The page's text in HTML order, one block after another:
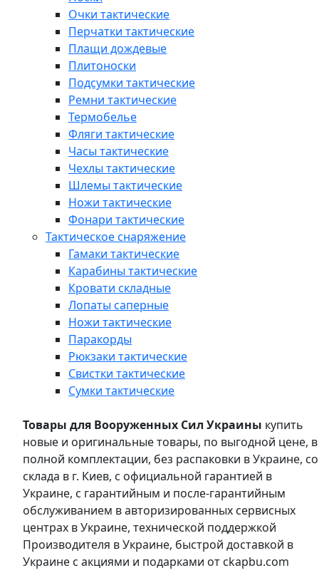
Очки тактические
Перчатки тактические
Плащи дождевые
Плитоноски
Подсумки тактические
Ремни тактические
Термобелье
Фляги тактические
Часы тактические
Чехлы тактические
Шлемы тактические
Ножи тактические
Фонари тактические
Тактическое снаряжение
Гамаки тактические
Карабины тактические
Кровати складные
Лопаты саперные
Ножи тактические
Паракорды
Рюкзаки тактические
Свистки тактические
Сумки тактические
Товары для Вооруженных Сил Украины купить
новые и оригинальные товары, по выгодной цене, в
полной комплектации, без распаковки в Украине, со
склада в г. Киев, с официальной гарантией в
Украине, с гарантийным и после-гарантийным
обслуживанием в авторизированных сервисных
центрах в Украине, технической поддержкой
Производителя в Украине, быстрой доставкой в
Украине с акциями и подарками от ckapbu.com